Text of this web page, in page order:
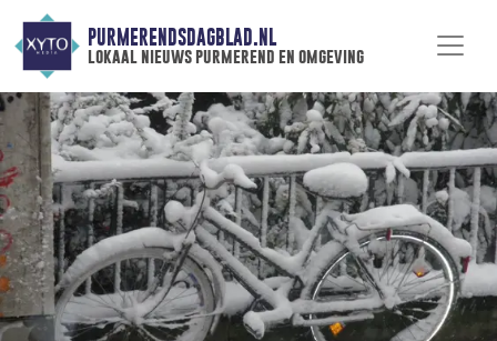
PURMERENDSDAGBLAD.NL
lokaal nieuws purmerend en omgeving